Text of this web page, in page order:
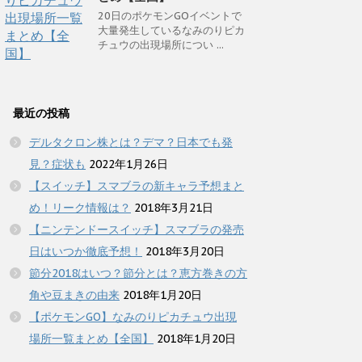
20日のポケモンGOイベントで
大量発生しているなみのりピカ
チュウの出現場所につい ...
最近の投稿
デルタクロン株とは？デマ？日本でも発
見？症状も 2022年1月26日
【スイッチ】スマブラの新キャラ予想まと
め！リーク情報は？ 2018年3月21日
【ニンテンドースイッチ】スマブラの発売
日はいつか徹底予想！
2018年3月20日
節分2018はいつ？節分とは？恵方巻きの方
角や豆まきの由来 2018年1月20日
【ポケモンGO】なみのりピカチュウ出現
場所一覧まとめ【全国】
2018年1月20日